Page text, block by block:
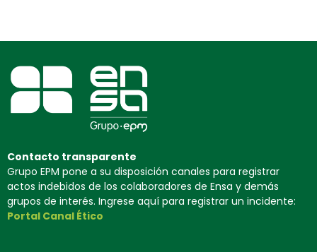
Contacto transparente
Grupo EPM pone a su disposición canales para registrar
actos indebidos de los colaboradores de Ensa y demás
grupos de interés. Ingrese aquí para registrar un incidente:
Portal Canal Ético